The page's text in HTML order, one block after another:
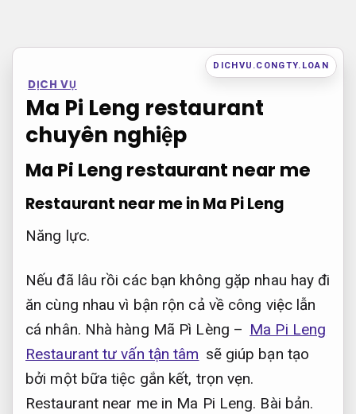
dung
DICHVU.CONGTY.LOAN
DỊCH VỤ
Ma Pi Leng restaurant
chuyên nghiệp
Ma Pi Leng restaurant near me
Restaurant near me in Ma Pi Leng
Năng lực.
Nếu đã lâu rồi các bạn không gặp nhau hay đi
ăn cùng nhau vì bận rộn cả về công việc lẫn
cá nhân. Nhà hàng Mã Pì Lèng – Ma Pi Leng
Restaurant tư vấn tận tâm sẽ giúp bạn tạo
bởi một bữa tiệc gắn kết, trọn vẹn.
Restaurant near me in Ma Pi Leng. Bài bản.